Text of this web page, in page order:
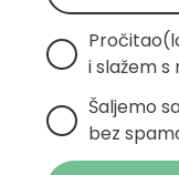
i slažem s
Šaljemo
bez